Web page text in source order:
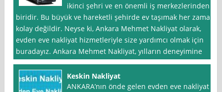
ikinci şehri ve en önemli iş merkezlerinden
biridir. Bu büyük ve hareketli şehirde ev taşımak her zaman
kolay değildir. Neyse ki, Ankara Mehmet Nakliyat olarak,
evden eve nakliyat hizmetleriyle size yardımcı olmak için
buradayız. Ankara Mehmet Nakliyat, yılların deneyimine
Keskin Nakliyat
ANKARA’nın önde gelen evden eve nakliyat